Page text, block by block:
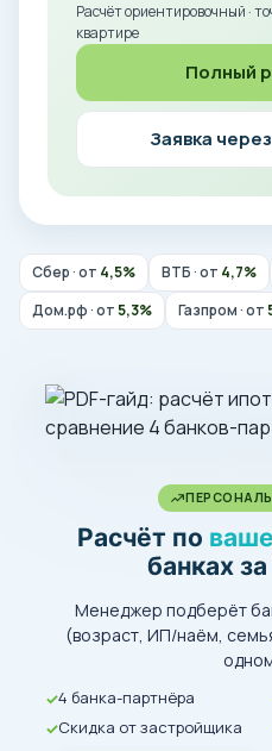
Расчёт ориентировочный ·
квартире
Полный
Заявка
Сбер · от 4,5% ВТБ · от 4,7%
Дом.рф · от5,3% Газпром · от
Расчёт по
банках
Менеджер подберёт
(возраст, ИП/наём,
4 банка-партнёра
Скидка от застройщика